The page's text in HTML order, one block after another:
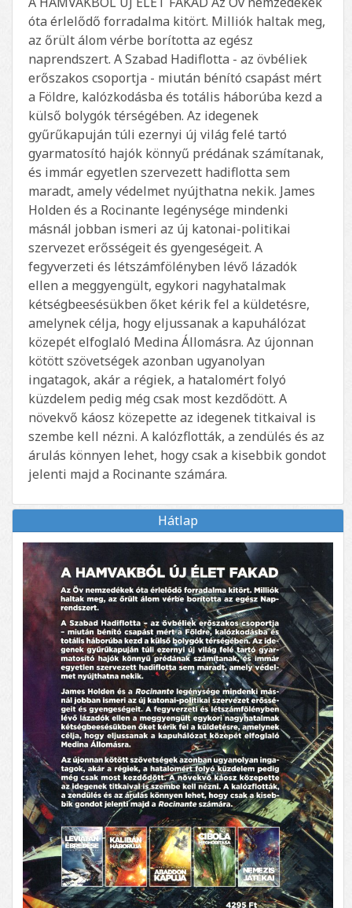
óta érlelődő forradalma kitört. Milliók haltak meg,
az őrült álom vérbe borította az egész
naprendszert. A Szabad Hadiflotta - az övbéliek
erőszakos csoportja - miután bénító csapást mért
a Földre, kalózkodásba és totális háborúba kezd a
külső bolygók térségében. Az idegenek
gyűrűkapuján túli ezernyi új világ felé tartó
gyarmatosító hajók könnyű prédának számítanak,
és immár egyetlen szervezett hadiflotta sem
maradt, amely védelmet nyújthatna nekik. James
Holden és a Rocinante legénysége mindenki
másnál jobban ismeri az új katonai-politikai
szervezet erősségeit és gyengeségeit. A
fegyverzeti és létszámfölényben lévő lázadók
ellen a meggyengült, egykori nagyhatalmak
kétségbeesésükben őket kérik fel a küldetésre,
amelynek célja, hogy eljussanak a kapuhálózat
közepét elfoglaló Medina Állomásra. Az újonnan
kötött szövetségek azonban ugyanolyan
ingatagok, akár a régiek, a hatalomért folyó
küzdelem pedig még csak most kezdődött. A
növekvő káosz közepette az idegenek titkaival is
szembe kell nézni. A kalózflották, a zendülés és az
árulás könnyen lehet, hogy csak a kisebbik gondot
jelenti majd a Rocinante számára.
Hátlap